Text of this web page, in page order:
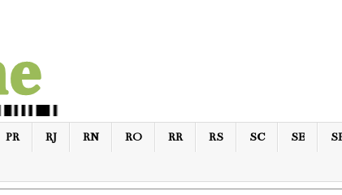
PR RJ RN RO RR RS SC SE